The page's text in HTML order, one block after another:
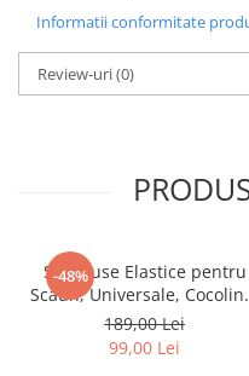
Informatii conformitate
Review-uri(0)
-48%
Set, Huse Elastice pentru
Scaun, Universale,
6 buc. Maro
189,00 Lei
99,00 Lei